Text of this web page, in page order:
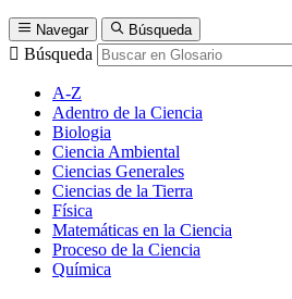
Navegar Búsqueda
Búsqueda
A-Z
Adentro de la Ciencia
Biologia
Ciencia Ambiental
Ciencias Generales
Ciencias de la Tierra
Física
Matemáticas en la Ciencia
Proceso de la Ciencia
Química